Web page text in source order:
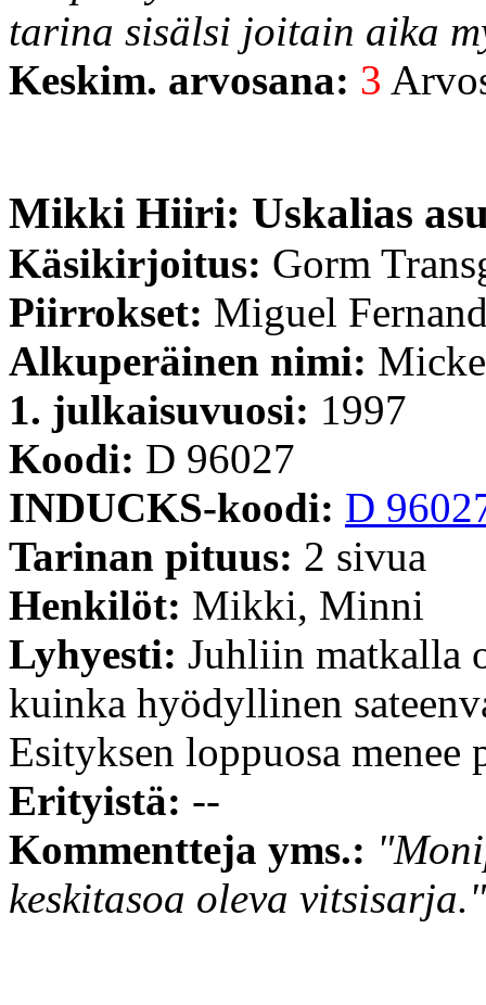
tarina sisälsi joitain aika
Keskim. arvosana: 3
Mikki Hiiri: Uskalias
Käsikirjoitus: Gorm
Piirrokset: Miguel
Alkuperäinen nimi:
1. julkaisuvuosi: 1997
Koodi: D 96027
INDUCKS-koodi: D
Tarinan pituus: 2 sivua
Henkilöt: Mikki, Minni
Lyhyesti: Juhliin matkalla
kuinka hyödyllinen
Esityksen loppuosa menee
Erityistä: --
Kommentteja yms.:
keskitasoa oleva vitsisarja."